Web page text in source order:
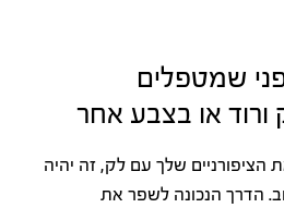
שמטפלים
ורוד או בצבע אחר
שלך עם לק, זה יהיה
הדרך הנכונה לשפר את